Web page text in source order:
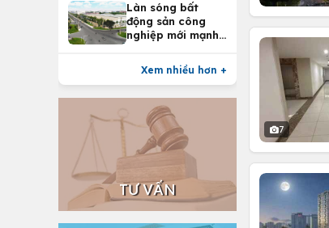
Làn sóng bất
động sản công
nghiệp mới mạnh
Xem nhiều hơn +
TƯ VẤN
7